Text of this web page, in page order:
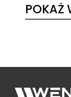
POKAŻ